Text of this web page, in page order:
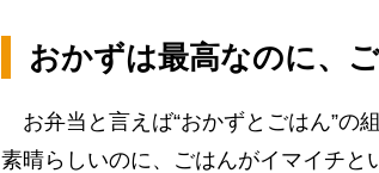
おかずは最高なのに、
お弁当と言えば“おかずとごはん”の
素晴らしいのに、ごはんがイマイチ